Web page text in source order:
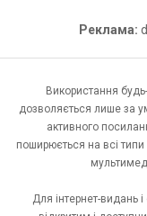
Реклама:
Використання
дозволяється лише за
активного
поширюється на всі типи
Для інтернет-видань